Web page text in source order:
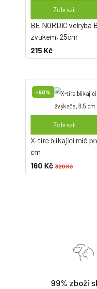
Zobrazit
BE NORDIC velryba
zvukem, 25cm
215 Kč
-50%
Zobrazit
X-tire blikající míč
cm
160 Kč 320 Kč
99% zboží